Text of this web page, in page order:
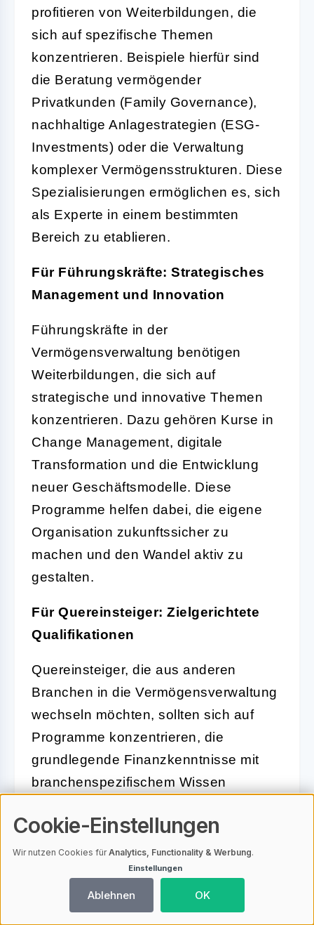
profitieren von Weiterbildungen, die
sich auf spezifische Themen
konzentrieren. Beispiele hierfür sind
die Beratung vermögender
Privatkunden (Family Governance),
nachhaltige Anlagestrategien (ESG-
Investments) oder die Verwaltung
komplexer Vermögensstrukturen. Diese
Spezialisierungen ermöglichen es, sich
als Experte in einem bestimmten
Bereich zu etablieren.
Für Führungskräfte: Strategisches
Management und Innovation
Führungskräfte in der
Vermögensverwaltung benötigen
Weiterbildungen, die sich auf
strategische und innovative Themen
konzentrieren. Dazu gehören Kurse in
Change Management, digitale
Transformation und die Entwicklung
neuer Geschäftsmodelle. Diese
Programme helfen dabei, die eigene
Organisation zukunftssicher zu
machen und den Wandel aktiv zu
gestalten.
Für Quereinsteiger: Zielgerichtete
Qualifikationen
Quereinsteiger, die aus anderen
Branchen in die Vermögensverwaltung
wechseln möchten, sollten sich auf
Programme konzentrieren, die
grundlegende Finanzkenntnisse mit
branchenspezifischem Wissen
kompakte Intensivseminare sind hier
besonders geeignet, um schnell die
notwendigen Qualifikationen zu
erwerben.
Cookie-Einstellungen
Wir nutzen Cookies fürAnalytics, Functionality & Werbung.
Einstellungen
Ablehnen OK